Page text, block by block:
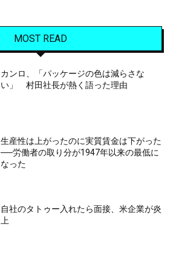
MOST READ
カンロ、「パッケージの色は減らさな
い」 村田社長が熱く語った理由
生産性は上がったのに実質賃金は下がった
──労働者の取り分が1947年以来の最低に
なった
自社のタトゥー入れたら面接、米企業が炎
上